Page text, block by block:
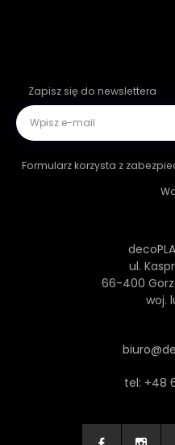
Zapisz się do newslettera
Formularz korzysta z
ul.
66-400
woj.
tel: +48